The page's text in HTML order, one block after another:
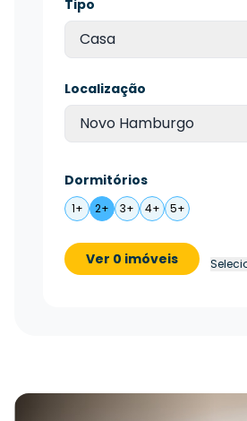
Tipo
Casa
Localização
Novo Hamburgo
Dormitórios
1+ 2+ 3+ 4+ 5+
Ver 0 imóveis